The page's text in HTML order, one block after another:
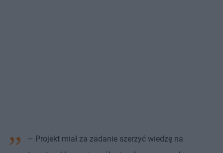
– Projekt miał za zadanie szerzyć wiedzę na